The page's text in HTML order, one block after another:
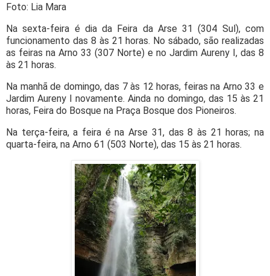
Foto: Lia Mara
Na sexta-feira é dia da Feira da Arse 31 (304 Sul), com
funcionamento das 8 às 21 horas. No sábado, são realizadas
as feiras na Arno 33 (307 Norte) e no Jardim Aureny I, das 8
às 21 horas.
Na manhã de domingo, das 7 às 12 horas, feiras na Arno 33 e
Jardim Aureny I novamente. Ainda no domingo, das 15 às 21
horas, Feira do Bosque na Praça Bosque dos Pioneiros.
Na terça-feira, a feira é na Arse 31, das 8 às 21 horas; na
quarta-feira, na Arno 61 (503 Norte), das 15 às 21 horas.